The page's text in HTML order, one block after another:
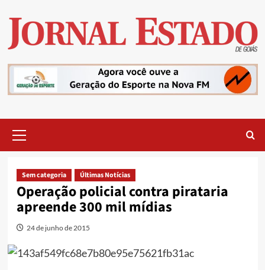
content
Menu
Sem categoria Últimas Notícias
Operação policial contra pirataria
apreende 300 mil mídias
24 de junho de 2015